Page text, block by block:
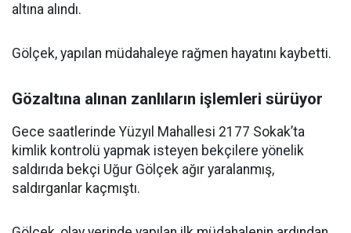
altına alındı.
Gölçek, yapılan müdahaleye rağmen hayatını kaybetti.
Gözaltına alınan zanlıların işlemleri sürüyor
Gece saatlerinde Yüzyıl Mahallesi 2177 Sokak’ta
kimlik kontrolü yapmak isteyen bekçilere yönelik
saldırıda bekçi Uğur Gölçek ağır yaralanmış,
saldırganlar kaçmıştı.